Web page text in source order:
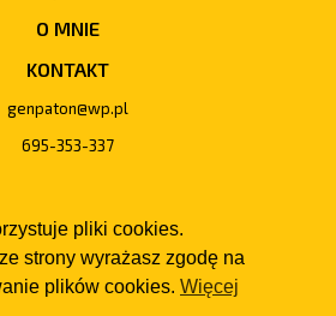
O MNIE
KONTAKT
genpaton@wp.pl
695-353-337
pliki cookies.
strony wyrażasz zgodę na
plików cookies. Więcej